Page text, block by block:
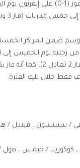
قبل أن يسجل نيكولاس جاكسون الهدف
مباريات (فاز 3 وتعادل 2).
ضمن المراكز الخمسة
من رحلته يوم الخميس
كل من زياراته الأربع السابقة
/ ستينسون ، فيندل /
، كوكوريلا / جيمس ،